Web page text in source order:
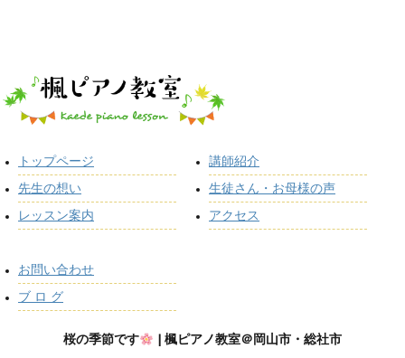
トップページ
先生の想い
レッスン案内
講師紹介
生徒さん・お母様の声
アクセス
お問い合わせ
ブ ロ グ
桜の季節です | 楓ピアノ教室＠岡山市・総社市